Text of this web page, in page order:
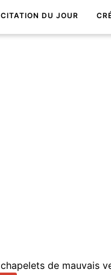
CITATION DU JOUR